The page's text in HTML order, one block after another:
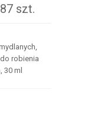
szt.
robienia
30 ml